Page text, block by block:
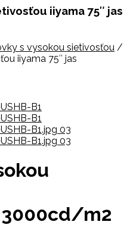
iiyama 75″ jas
s vysokou sietivosťou /
iiyama 75″ jas
3000cd/m2